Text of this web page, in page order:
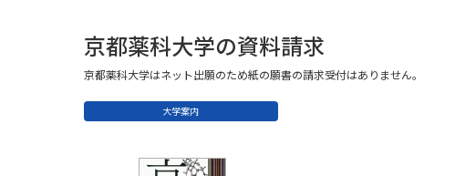
京都薬科大学の資料請求
京都薬科大学はネット出願のため紙の願書の請求受付はありません。
大学案内